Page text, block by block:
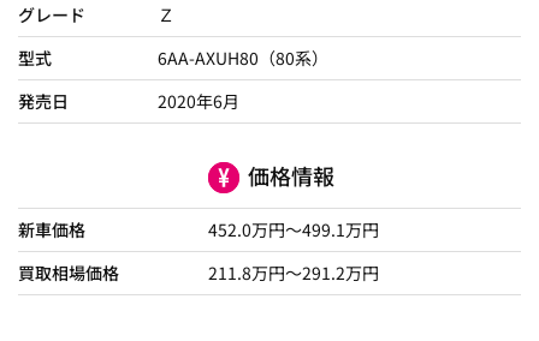
グレード
Ｚ
型式
6AA-AXUH80（80系）
発売日
2020年6月
価格情報
新車価格 452.0万円～499.1 万円
買取相場価格
211.8万円〜291.2万円